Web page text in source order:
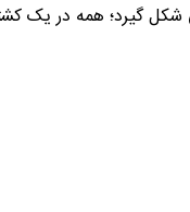
گیرد؛ همه در یک